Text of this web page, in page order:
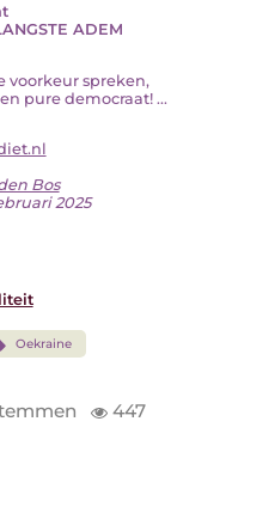
ADEM
voorkeur spreken,
pure democraat! ...
Bos
2025
Oekraine
447